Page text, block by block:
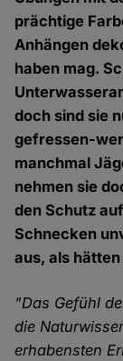
prächtige
Anhängen
haben mag.
doch sind sie
gefressen-
manchmal
nehmen sie
den Schutz
Schnecken
aus, als
"Das Gefühl
die
erhabensten